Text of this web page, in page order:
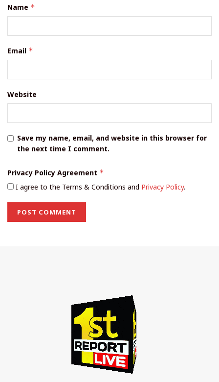
Name *
Email *
Website
Save my name, email, and website in this browser for
the next time I comment.
Privacy Policy Agreement *
I agree to the Terms & Conditions and Privacy Policy.